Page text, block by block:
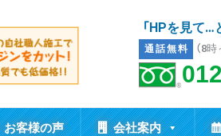
「HPを見て…
通話無料 （8
お客様の声 会社案内